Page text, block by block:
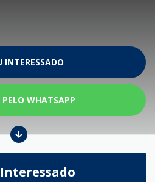
INTERESSADO
PELO WHATSAPP